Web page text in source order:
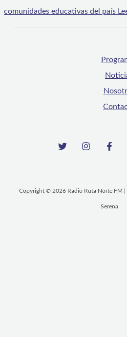
comunidades educativas del país
Copyright © 2026 Radio Ruta Norte FM |
Serena